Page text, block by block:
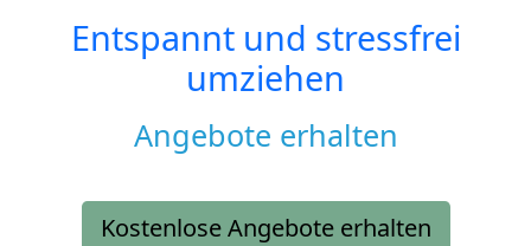
Entspannt und stressfrei
umziehen
Angebote erhalten
Kostenlose Angebote erhalten